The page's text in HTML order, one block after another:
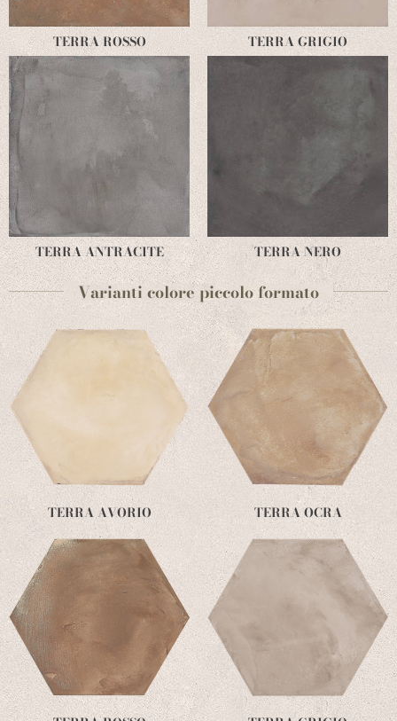
TERRA ROSSO TERRA GRIGIO
TERRA ANTRACITE TERRA NERO
Varianti colore piccolo formato
TERRA AVORIO TERRA OCRA